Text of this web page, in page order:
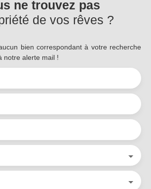
ne trouvez pas
de vos rêves ?
bien correspondant à votre recherche
notre alerte mail !